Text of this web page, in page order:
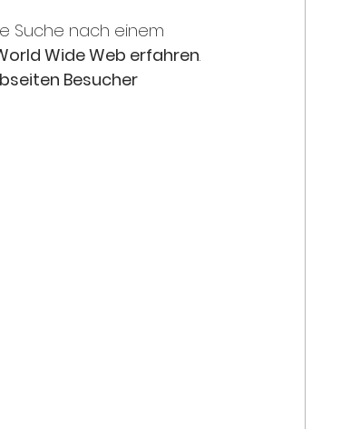
Suche nach einem
Wide Web erfahren.
Besucher